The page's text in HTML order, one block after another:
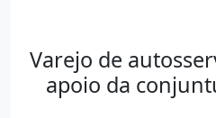
Varejo de
apoio da